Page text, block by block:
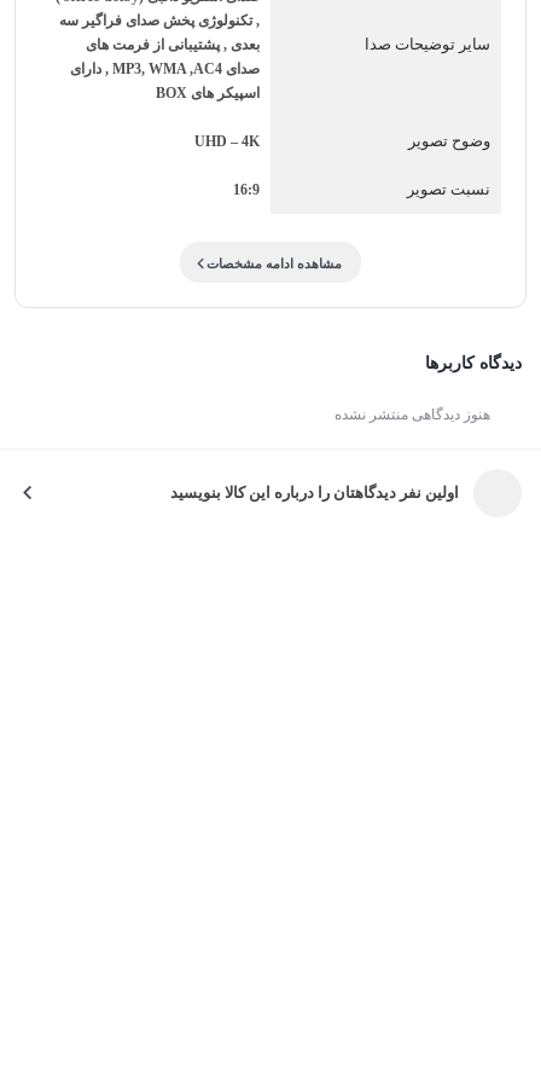
اختیارتان می گذارد. تلویزیون ایکس ویژن مدل 55XYU785 با 16
گیگابایت حافظه داخلی و قابلیت WIFI Screen Mirror و اتصال به
روز است. قابلیت پخش…
سایر توضیحات صدا
, تکنولوژی پخش صدای فراگیر سه
بعدی , پشتیبانی از فرمت های
صدای MP3, WMA ,AC4 , دارای
اسپیکر های BOX
وضوح تصویر UHD – 4K
نسبت تصویر 16:9
مشاهده ادامه مشخصات
دیدگاه کاربرها
هنوز دیدگاهی منتشر نشده
اولین نفر دیدگاهتان را درباره این کالا بنویسید